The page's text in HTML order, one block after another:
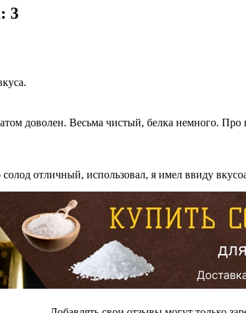
3
доволен. Весьма чистый, белка немного. Про
отличный, использовал, я имел ввиду